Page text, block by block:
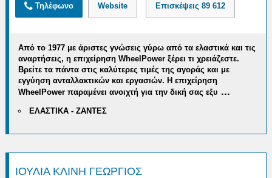
Τηλέφωνο Website Επισκέψεις89 612
Από το 1977 με άριστες γνώσεις γύρω από τα ελαστικά και τις
αναρτήσεις, η επιχείρηση WheelPower ξέρει τι χρειάζεστε.
Βρείτε τα πάντα στις καλύτερες τιμές της αγοράς και με
εγγύηση ανταλλακτικών και εργασιών.Η επιχείρηση
WheelPower παραμένει ανοιχτή για την δική σας εξυ ...
ΕΛΑΣΤΙΚΑ - ΖΑΝΤΕΣ
ΙΟΥΛΙΑ ΚΛΙΝΗ ΓΕΩΡΓΙΟΣ